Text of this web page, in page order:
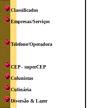
Classificados
Empresas/Serviços
Telefone/Operadora
CEP - superCEP
Colunistas
Culinária
Diversão & Lazer